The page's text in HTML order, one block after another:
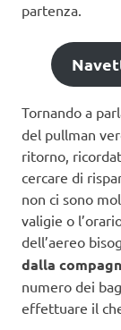
partenza.
Tornando a
del pullman
ritorno,
cercare di
non ci sono
valigie o
dell’aereo
dalla
numero dei
effettuare il